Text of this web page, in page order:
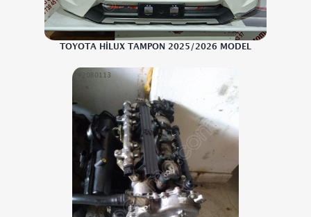
TOYOTA HİLUX TAMPON 2025/2026 MODEL